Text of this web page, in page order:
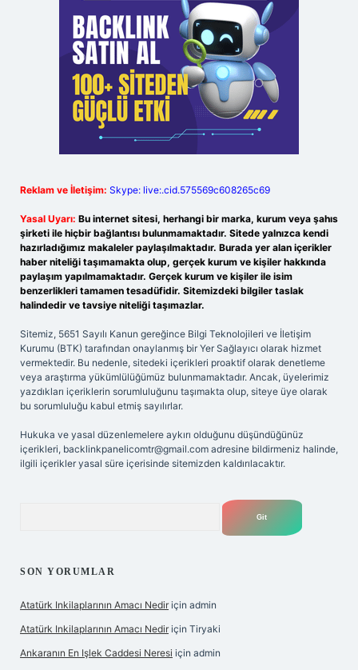
Reklam ve İletişim: Skype: live:.cid.575569c608265c69
Yasal Uyarı: Bu internet sitesi, herhangi bir marka, kurum veya şahıs
şirketi ile hiçbir bağlantısı bulunmamaktadır. Sitede yalnızca kendi
hazırladığımız makaleler paylaşılmaktadır. Burada yer alan içerikler
haber niteliği taşımamakta olup, gerçek kurum ve kişiler hakkında
paylaşım yapılmamaktadır. Gerçek kurum ve kişiler ile isim
benzerlikleri tamamen tesadüfidir. Sitemizdeki bilgiler taslak
halindedir ve tavsiye niteliği taşımazlar.
Sitemiz, 5651 Sayılı Kanun gereğince Bilgi Teknolojileri ve İletişim
Kurumu (BTK) tarafından onaylanmış bir Yer Sağlayıcı olarak hizmet
vermektedir. Bu nedenle, sitedeki içerikleri proaktif olarak denetleme
veya araştırma yükümlülüğümüz bulunmamaktadır. Ancak, üyelerimiz
yazdıkları içeriklerin sorumluluğunu taşımakta olup, siteye üye olarak
bu sorumluluğu kabul etmiş sayılırlar.
Hukuka ve yasal düzenlemelere aykırı olduğunu düşündüğünüz
içerikleri, backlinkpanelicomtr@gmail.com adresine bildirmeniz halinde,
ilgili içerikler yasal süre içerisinde sitemizden kaldırılacaktır.
SON YORUMLAR
Atatürk Inkilaplarının Amacı Nedir için admin
Atatürk Inkilaplarının Amacı Nedir için Tiryaki
Ankaranın En Işlek Caddesi Neresi için admin